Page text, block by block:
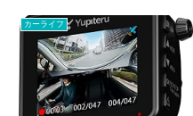
います。E84のメンテナンス性の
良し悪しは、この車を買うにあた
ってとても気になっていた点...
カーライフ